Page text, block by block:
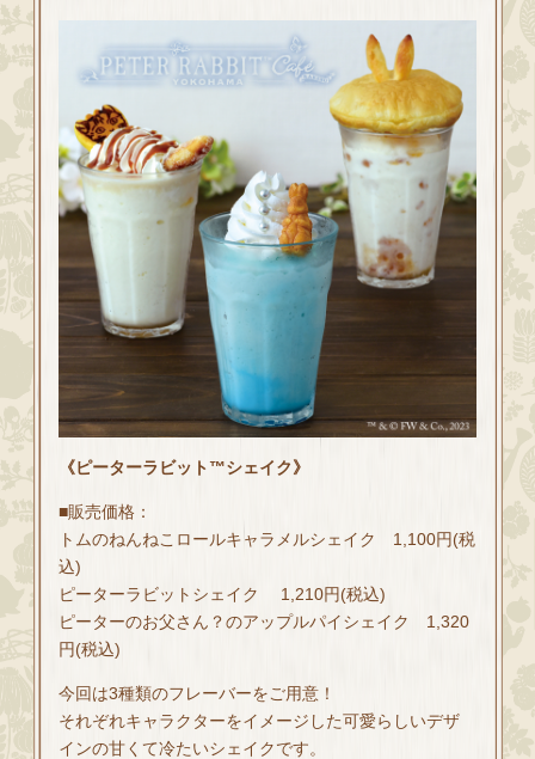
《ピーターラビット™シェイク》
■販売価格：
トムのねんねこロールキャラメルシェイク 1,100円(税
込)
ピーターラビットシェイク 1,210円(税込)
ピーターのお父さん？のアップルパイシェイク 1,320
円(税込)
今回は3種類のフレーバーをご用意！
それぞれキャラクターをイメージした可愛らしいデザ
インの甘くて冷たいシェイクです。